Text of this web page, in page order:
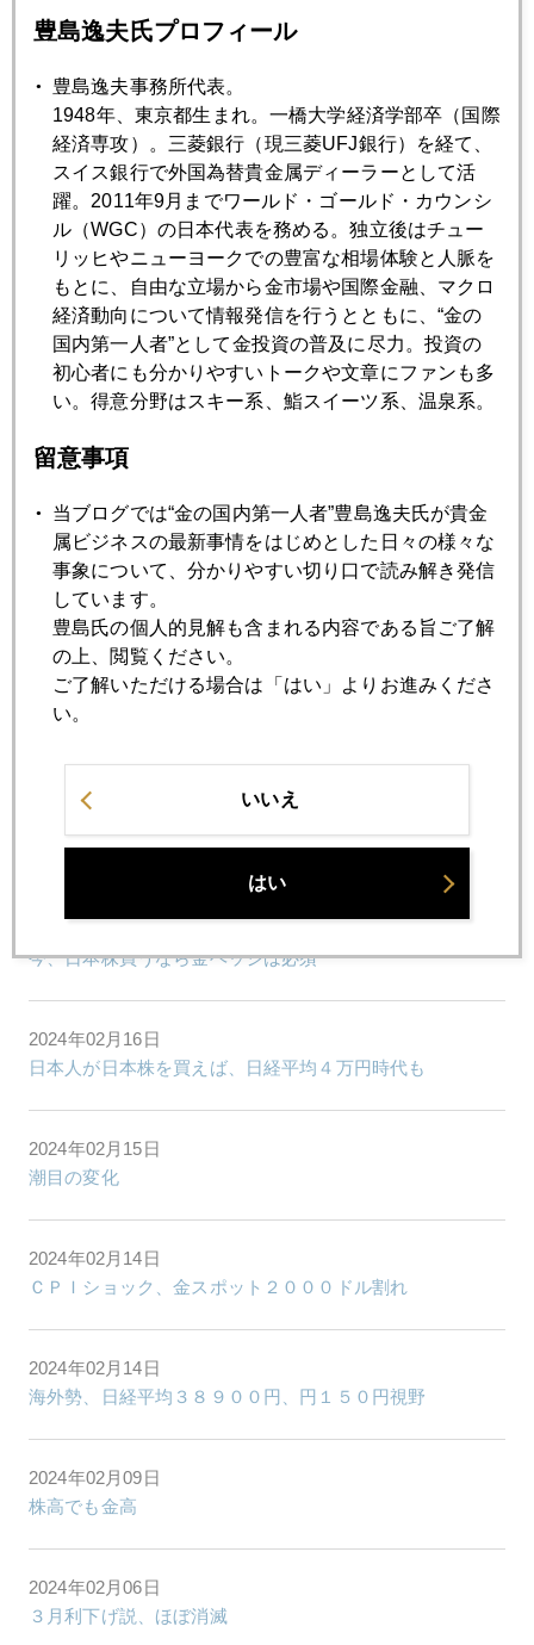
1月 3月 4月 5月 6月
7月 8月 9月 10月 11月 12月
2024年02月29日
今晩２９日に米国ＰＣＥインフレ率発表
2024年02月28日
ハイテクの女王、５ドルで買ったエヌビディア株を売却
朝日新聞寄稿文
2024年02月26日
今日も日経平均最高値更新の話
2024年02月22日
災害と金
今、日本株買うなら金ヘッジは必須
2024年02月16日
日本人が日本株を買えば、日経平均４万円時代も
2024年02月15日
潮目の変化
2024年02月14日
ＣＰＩショック、金スポット２０００ドル割れ
2024年02月14日
海外勢、日経平均３８９００円、円１５０円視野
2024年02月09日
株高でも金高
2024年02月06日
３月利下げ説、ほぼ消滅
豊島逸夫氏プロフィール
豊島逸夫事務所代表。
1948年、東京都生まれ。一橋大学経済学部卒（国際
経済専攻）。三菱銀行（現三菱UFJ銀行）を経て、
スイス銀行で外国為替貴金属ディーラーとして活
躍。2011年9月までワールド・ゴールド・カウンシ
ル（WGC）の日本代表を務める。独立後はチュー
リッヒやニューヨークでの豊富な相場体験と人脈を
もとに、自由な立場から金市場や国際金融、マクロ
経済動向について情報発信を行うとともに、“金の
国内第一人者”として金投資の普及に尽力。投資の
初心者にも分かりやすいトークや文章にファンも多
い。得意分野はスキー系、鮨スイーツ系、温泉系。
留意事項
当ブログでは“金の国内第一人者”豊島逸夫氏が貴金
属ビジネスの最新事情をはじめとした日々の様々な
事象について、分かりやすい切り口で読み解き発信
しています。
豊島氏の個人的見解も含まれる内容である旨ご了解
の上、閲覧ください。
ご了解いただける場合は「はい」よりお進みくださ
い。
いいえ
はい